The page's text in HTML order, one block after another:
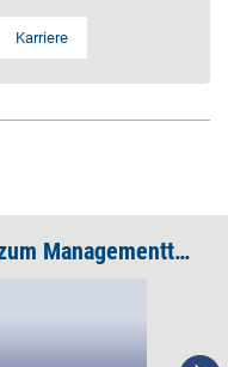
Karriere
'Familienfreundlichkeit muss zum Managementthema werden'